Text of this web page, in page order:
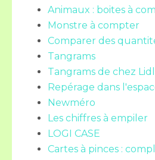
Animaux : boites à
Monstre à compter
Comparer des
Tangrams
Tangrams de chez Lidl
Repérage dans
Newméro
Les chiffres à empiler
LOGI CASE
Cartes à pinces :